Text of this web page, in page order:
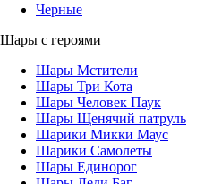
Черные
Шары с героями
Шары Мстители
Шары Три Кота
Шары Человек Паук
Шары Щенячий патруль
Шарики Микки Маус
Шарики Самолеты
Шары Единорог